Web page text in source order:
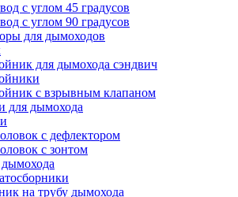
с углом 45 градусов
с углом 90 градусов
для дымоходов
для дымохода сэндвич
с взрывным клапаном
для дымохода
с дефлектором
с зонтом
на трубу дымохода